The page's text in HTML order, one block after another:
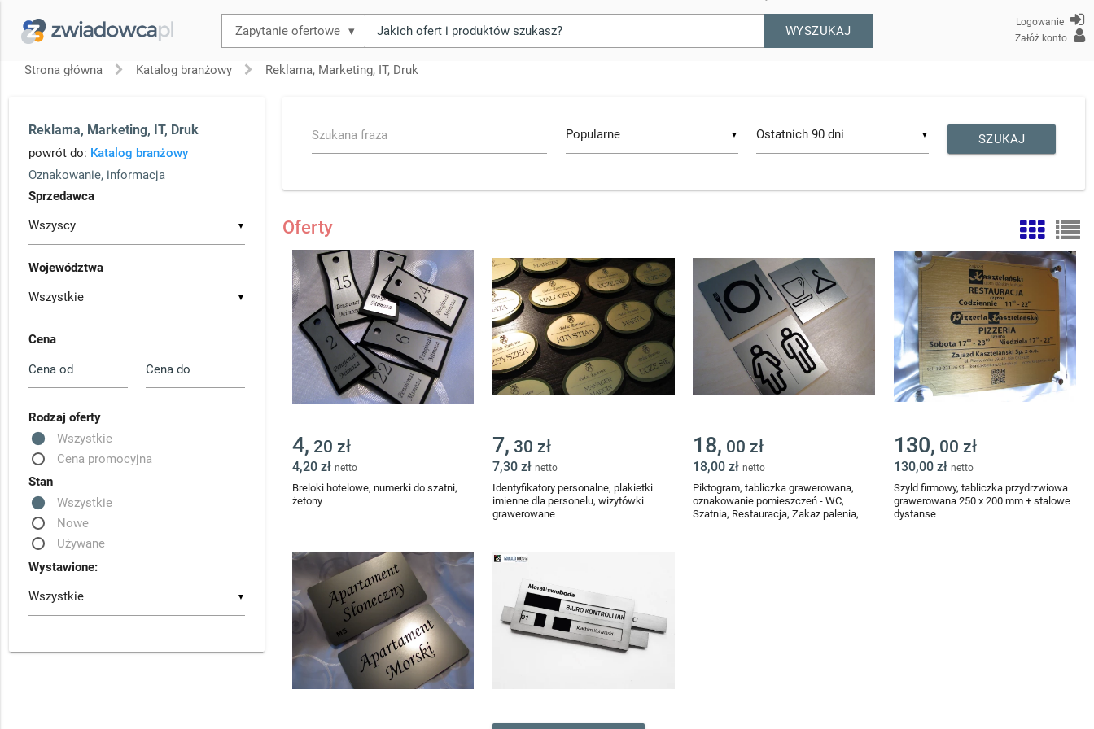
▾ WYSZUKAJ
Logowanie
Załóż konto
Strona główna Katalog branżowy Reklama, Marketing, IT, Druk
Reklama, Marketing, IT, Druk
powrót do: Katalog branżowy
Oznakowanie, informacja
Sprzedawca
▼
Województwa
▼
Cena
Rodzaj oferty
Wszystkie
Cena promocyjna
Stan
Wszystkie
Nowe
Używane
Wystawione:
▼
Szukana fraza ▼ ▼
Oferty
4, 20 zł
4,20 zł netto
Breloki hotelowe, numerki do szatni,
żetony
7, 30 zł
7,30 zł netto
Identyfikatory personalne, plakietki
imienne dla personelu, wizytówki
grawerowane
18, 00 zł
18,00 złnetto
Piktogram, tabliczka grawerowana,
oznakowanie pomieszczeń - WC,
Szatnia, Restauracja, Zakaz palenia,
130, 00 zł
130,00 zł netto
Szyld firmowy, tabliczka przydrzwiowa
grawerowana 250 x 200 mm + stalowe
dystanse